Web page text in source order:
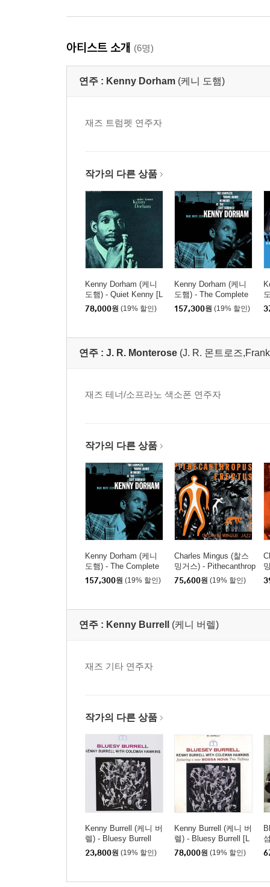
아티스트 소개 (6명)
연주 : Kenny Dorham (케니 도햄)
재즈 트럼펫 연주자
작가의 다른 상품
Kenny Dorham (케니
도햄) - Quiet Kenny [L
P]
78,000원 (19% 할인)
Kenny Dorham (케니
도햄) - The Complete
'Round About at the Ca
fe Bohemia [3LP]
157,300원 (19% 할인)
연주 : J. R. Monterose (J. R. 몬트로즈
재즈 테너/소프라노 색소폰 연주자
작가의 다른 상품
Kenny Dorham (케니
도햄) - The Complete
'Round About at the Ca
fe Bohemia [3LP]
157,300원 (19% 할인)
Charles Mingus (찰스
밍거스) - Pithecanthrop
us Erectus [SACD Hyb
rid]
75,600원 (19% 할인)
연주 : Kenny Burrell (케니 버렐)
재즈 기타 연주자
작가의 다른 상품
Kenny Burrell (케니 버
렐) - Bluesy Burrell
23,800원 (19% 할인)
Kenny Burrell (케니 버
렐) - Bluesy Burrell [L
P]
78,000원 (19% 할인)